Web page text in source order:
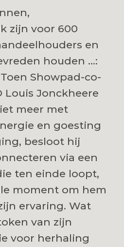
zijn voor 600
en
houden …:
Showpad-co-
Louis Jonckheere
meer met
en goesting
besloot hij
via een
ten einde loopt,
moment om hem
ervaring. Wat
van zijn
voor herhaling